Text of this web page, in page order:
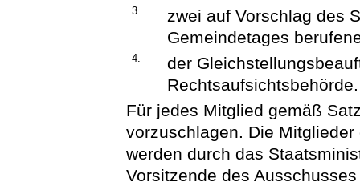
3.
zwei auf Vorschlag des
Gemeindetages
4.
der
Rechtsaufsichtsbehörde.
Für jedes Mitglied gemäß
vorzuschlagen. Die
werden durch das
Vorsitzende des